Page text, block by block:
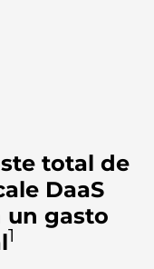
total de
DaaS
un gasto
1